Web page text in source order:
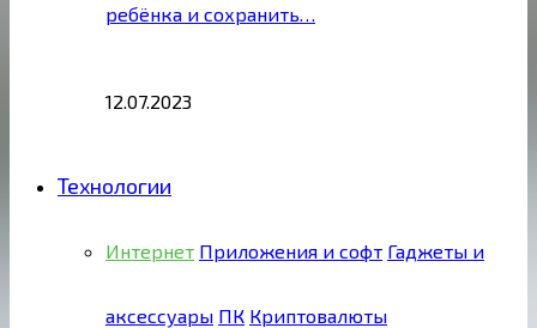
ребёнка и сохранить…
12.07.2023
Технологии
Интернет Приложения и софт Гаджеты и
аксессуары ПК Криптовалюты